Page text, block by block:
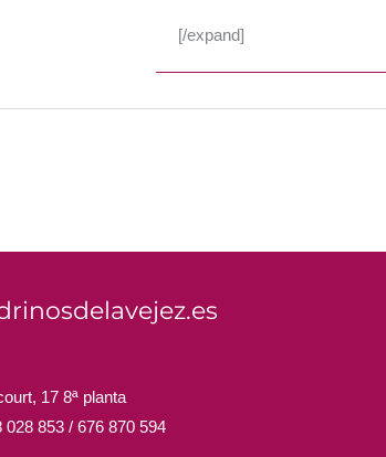
[/expand]
17 8ª planta
028 853 / 676 870 594